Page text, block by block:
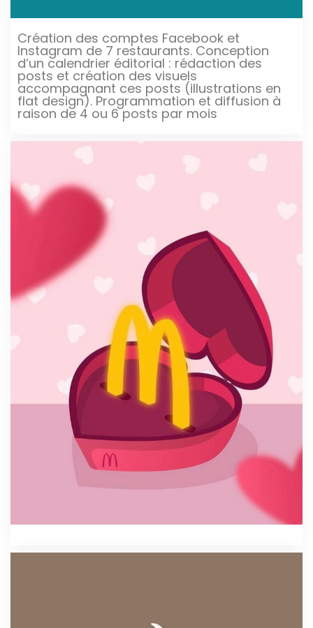
Création des comptes Facebook et
Instagram de 7 restaurants. Conception
d’un calendrier éditorial : rédaction des
posts et création des visuels
accompagnant ces posts (illustrations en
flat design). Programmation et diffusion à
raison de 4 ou 6 posts par mois